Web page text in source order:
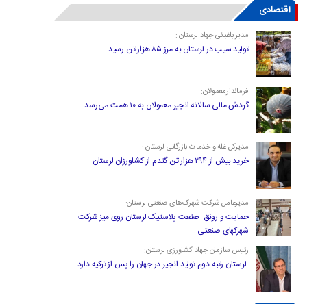
اقتصادی
مدیر باغبانی جهاد لرستان :
تولید سیب در لرستان به مرز ۸۵ هزار تن رسید
فرماندارمعمولان:
گردش مالی سالانه انجیر معمولان به ۱۰ همت می‌رسد
مدیرکل غله و خدمات بازرگانی لرستان :
خرید بیش از ۲۹۴ هزار تن گندم از کشاورزان لرستان
مدیرعامل شرکت شهرک‌های صنعتی لرستان:
حمایت و رونق صنعت پلاستیک لرستان روی میز شرکت
شهرکهای صنعتی
رئیس سازمان جهاد کشاورزی لرستان:
لرستان رتبه دوم تولید انجیر در جهان را پس از ترکیه دارد